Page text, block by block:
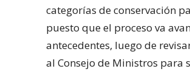
categorías de conservación
puesto que el proceso va
antecedentes, luego de
al Consejo de Ministros para